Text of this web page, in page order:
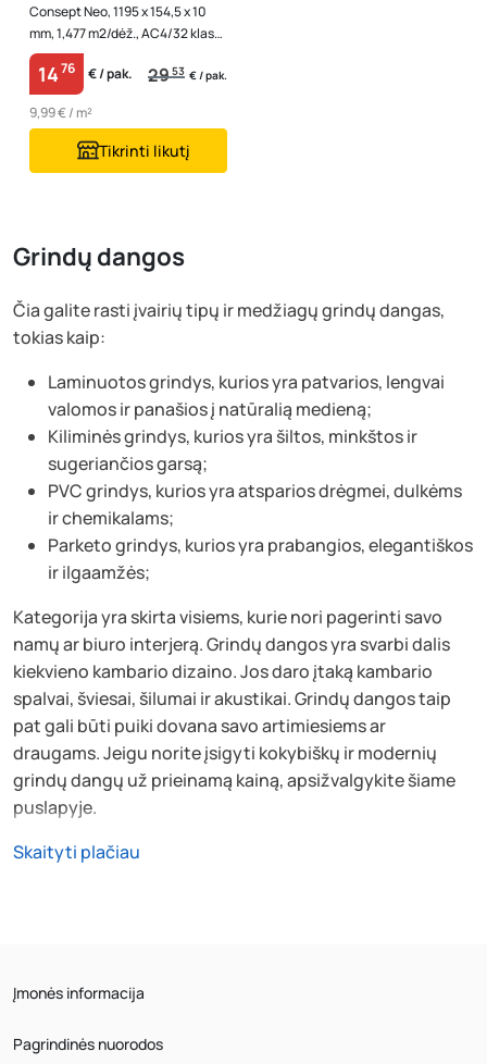
Consept Neo, 1195 x 154,5 x 10
mm, 1,477 m2/dėž., AC4/32 klasė,
V4, spl. "Lima"
1476 € / pak. 2953 € / pak.
9,99 € / m²
Tikrinti likutį
Grindų dangos
Čia galite rasti įvairių tipų ir medžiagų grindų dangas,
tokias kaip:
Laminuotos grindys, kurios yra patvarios, lengvai
valomos ir panašios į natūralią medieną;
Kiliminės grindys, kurios yra šiltos, minkštos ir
sugeriančios garsą;
PVC grindys, kurios yra atsparios drėgmei, dulkėms
ir chemikalams;
Parketo grindys, kurios yra prabangios, elegantiškos
ir ilgaamžės;
Kategorija yra skirta visiems, kurie nori pagerinti savo
namų ar biuro interjerą. Grindų dangos yra svarbi dalis
kiekvieno kambario dizaino. Jos daro įtaką kambario
spalvai, šviesai, šilumai ir akustikai. Grindų dangos taip
pat gali būti puiki dovana savo artimiesiems ar
draugams. Jeigu norite įsigyti kokybiškų ir modernių
grindų dangų už prieinamą kainą, apsižvalgykite šiame
puslapyje.
Skaityti plačiau
Įmonės informacija
Pagrindinės nuorodos